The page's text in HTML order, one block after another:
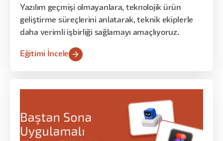
Yazılım geçmişi olmayanlara, teknolojik ürün
geliştirme süreçlerini anlatarak, teknik ekiplerle
daha verimli işbirliği sağlamayı amaçlıyoruz.
Eğitimi İncele